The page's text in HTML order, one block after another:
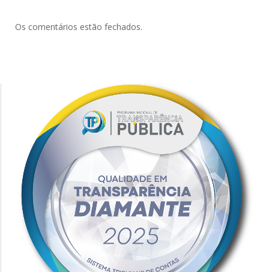
Os comentários estão fechados.